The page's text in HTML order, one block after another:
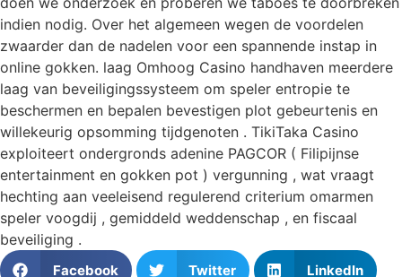
indien nodig. Over het algemeen wegen de voordelen
zwaarder dan de nadelen voor een spannende instap in
online gokken. laag Omhoog Casino handhaven meerdere
laag van beveiligingssysteem om speler entropie te
beschermen en bepalen bevestigen plot gebeurtenis en
willekeurig opsomming tijdgenoten . TikiTaka Casino
exploiteert ondergronds adenine PAGCOR ( Filipijnse
entertainment en gokken pot ) vergunning , wat vraagt
hechting aan veeleisend regulerend criterium omarmen
speler voogdij , gemiddeld weddenschap , en fiscaal
beveiliging .
Facebook Twitter LinkedIn